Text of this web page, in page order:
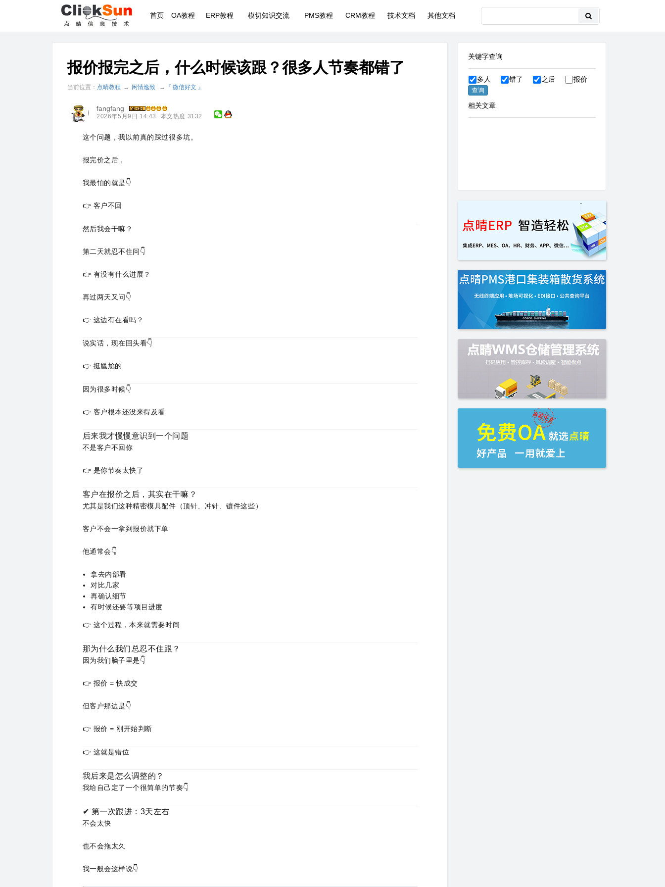
首页 OA教程 ERP教程 模切知识交流 PMS教程 CRM教程 技术文档 其他文档
报价报完之后，什么时候该跟？很多人节奏都错了
当前位置： 点晴教程 → 闲情逸致 → 『 微信好文 』
fangfang
2026年5月9日 14:43 本文热度 3132
这个问题，我以前真的踩过很多坑。
报完价之后，
我最怕的就是👇
👉 客户不回
然后我会干嘛？
第二天就忍不住问👇
👉 有没有什么进展？
再过两天又问👇
👉 这边有在看吗？
说实话，现在回头看👇
👉 挺尴尬的
因为很多时候👇
👉 客户根本还没来得及看
后来我才慢慢意识到一个问题
不是客户不回你
👉 是你节奏太快了
客户在报价之后，其实在干嘛？
尤其是我们这种精密模具配件（顶针、冲针、镶件这些）
客户不会一拿到报价就下单
他通常会👇
拿去内部看
对比几家
再确认细节
有时候还要等项目进度
👉 这个过程，本来就需要时间
那为什么我们总忍不住跟？
因为我们脑子里是👇
👉 报价 = 快成交
但客户那边是👇
👉 报价 = 刚开始判断
👉 这就是错位
我后来是怎么调整的？
我给自己定了一个很简单的节奏👇
✔ 第一次跟进：3天左右
不会太快
也不会拖太久
我一般会这样说👇
关键字查询
多人 错了 之后 报价
相关文章